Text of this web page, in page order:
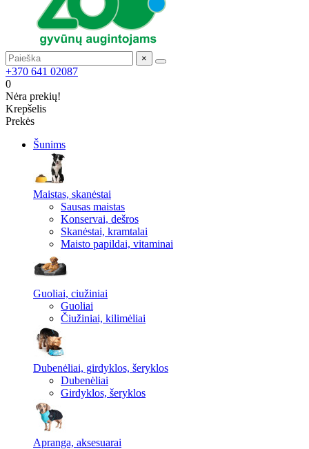
×
+370 641 02087
0
Nėra prekių!
Krepšelis
Prekės
Šunims
Maistas, skanėstai
Sausas maistas
Konservai, dešros
Skanėstai, kramtalai
Maisto papildai, vitaminai
Guoliai, ciužiniai
Guoliai
Čiužiniai, kilimėliai
Dubenėliai, girdyklos, šeryklos
Dubenėliai
Girdyklos, šeryklos
Apranga, aksesuarai